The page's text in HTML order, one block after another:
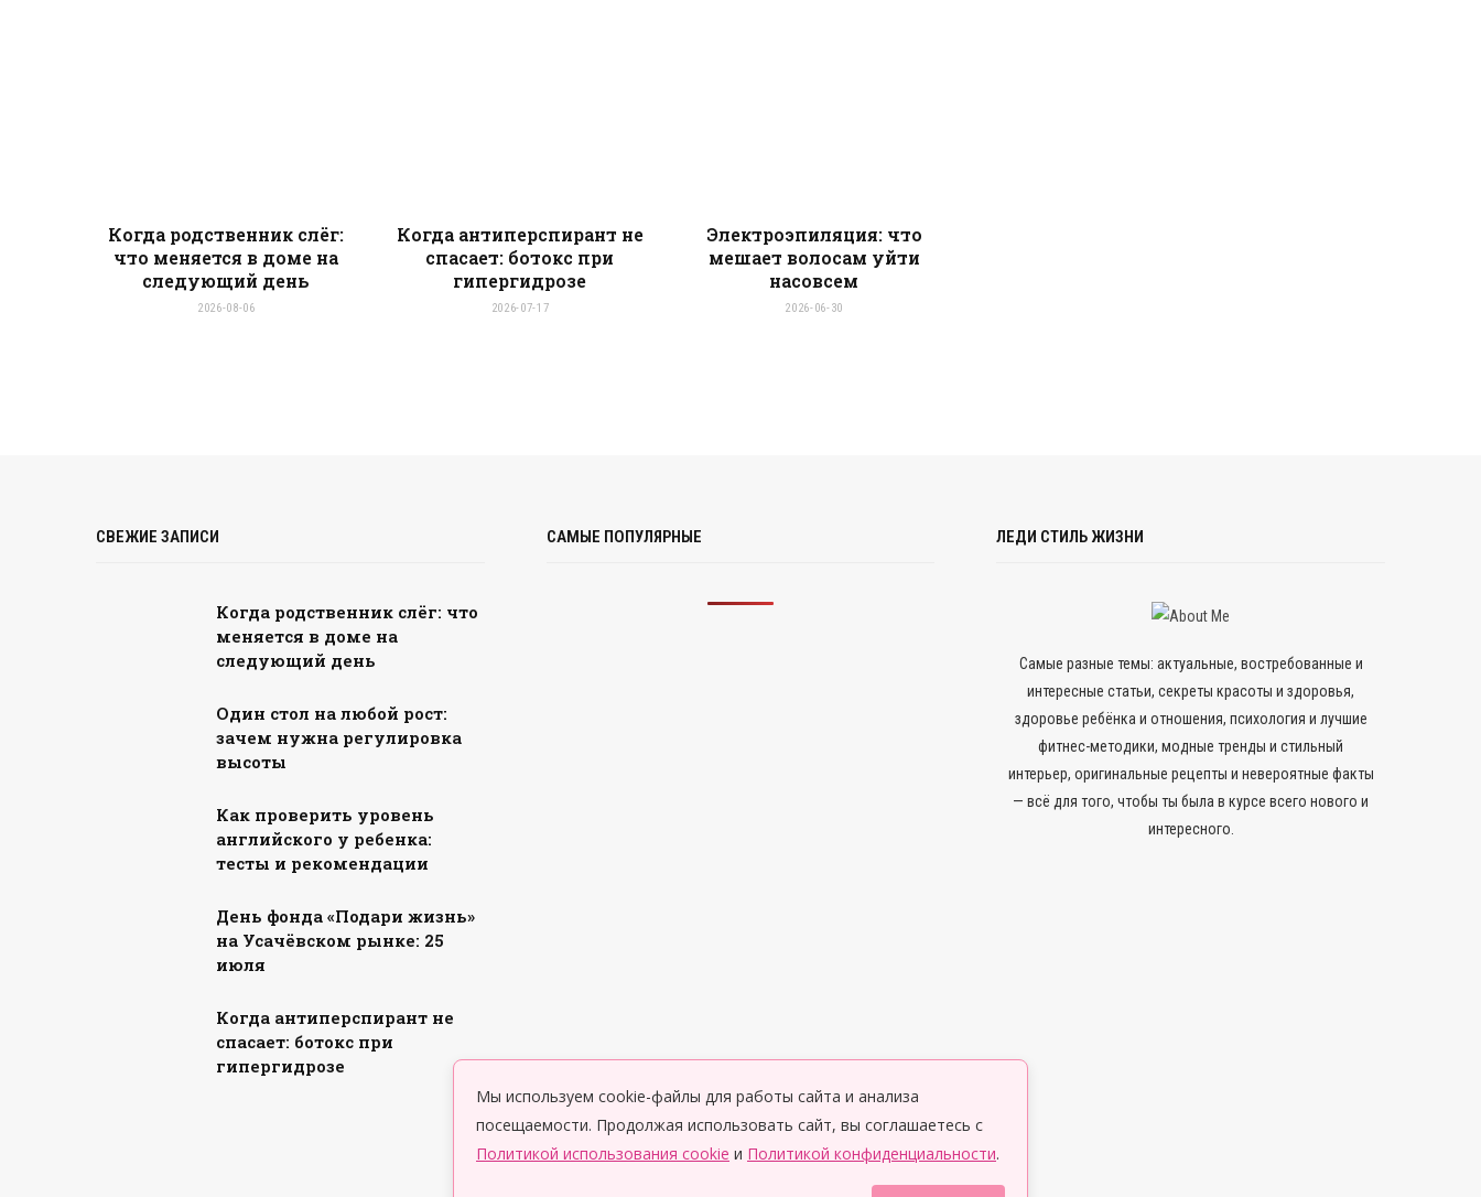
Когда родственник слёг:
что меняется в доме на
следующий день
2026-08-06
Когда антиперспирант не
спасает: ботокс при
гипергидрозе
2026-07-17
Электроэпиляция: что
мешает волосам уйти
насовсем
2026-06-30
СВЕЖИЕ ЗАПИСИ
Когда родственник слёг: что
меняется в доме на
следующий день
Один стол на любой рост:
зачем нужна регулировка
высоты
Как проверить уровень
английского у ребенка:
тесты и рекомендации
День фонда «Подари жизнь»
на Усачёвском рынке: 25
июля
Когда антиперспирант не
спасает: ботокс при
гипергидрозе
САМЫЕ ПОПУЛЯРНЫЕ ЛЕДИ СТИЛЬ ЖИЗНИ
Самые разные темы: актуальные, востребованные и
интересные статьи, секреты красоты и здоровья,
здоровье ребёнка и отношения, психология и лучшие
фитнес-методики, модные тренды и стильный
интерьер, оригинальные рецепты и невероятные факты
— всё для того, чтобы ты была в курсе всего нового и
интересного.
Мы используем cookie-файлы для работы сайта и анализа
посещаемости. Продолжая использовать сайт, вы соглашаетесь с
Политикой использования cookie и Политикой конфиденциальности.